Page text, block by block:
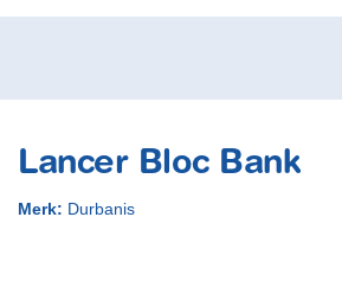
Lancer Bloc Bank
Merk: Durbanis